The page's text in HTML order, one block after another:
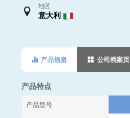
地区
意大利
产品信息 公司档案页
产品特点
产品型号